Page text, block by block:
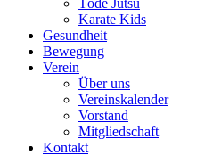
Tōde Jutsu
Kara­te Kids
Gesund­heit
Bewe­gung
Ver­ein
Über uns
Ver­einska­len­der
Vor­stand
Mit­glied­schaft
Kon­takt